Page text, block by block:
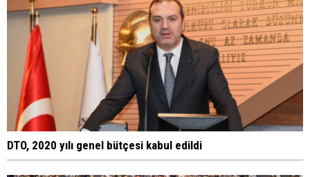
DTO, 2020 yılı genel bütçesi kabul edildi